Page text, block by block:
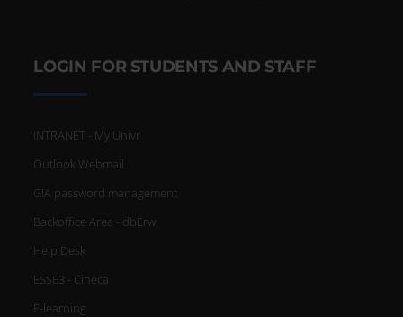
LOGIN FOR STUDENTS AND STAFF
INTRANET - My Univr
Outlook Webmail
GIA password management
Backoffice Area - dbErw
Help Desk
ESSE3 - Cineca
E-learning